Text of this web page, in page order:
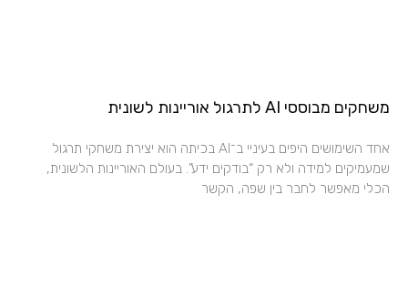
משחקים מבוססי AI לתרגול אוריינות לשונית
אחד השימושים היפים בעיניי ב־AI בכיתה הוא יצירת משחקי תרגול
שמעמיקים למידה ולא רק “בודקים ידע”. בעולם האוריינות הלשונית,
הכלי מאפשר לחבר בין שפה, הקשר